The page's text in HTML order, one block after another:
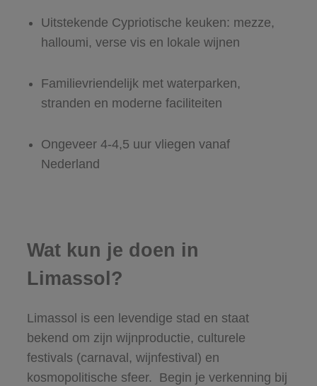
Uitstekende Cypriotische keuken: mezze,
halloumi, verse vis en lokale wijnen
Familievriendelijk met waterparken,
stranden en moderne faciliteiten
Ongeveer 4-4,5 uur vliegen vanaf
Nederland
Wat kun je doen in
Limassol?
Limassol is een levendige stad en staat
bekend om zijn wijnproductie, culturele
festivals (carnaval, wijnfestival) en
kosmopolitische sfeer. Begin je verkenning bij